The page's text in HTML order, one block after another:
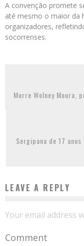
A convenção promete
até mesmo o maior da
organizadores,
socorrenses.
Morre Wolney Moura,
Sergipana de 17
LEAVE A REPLY
Your email address
Comment